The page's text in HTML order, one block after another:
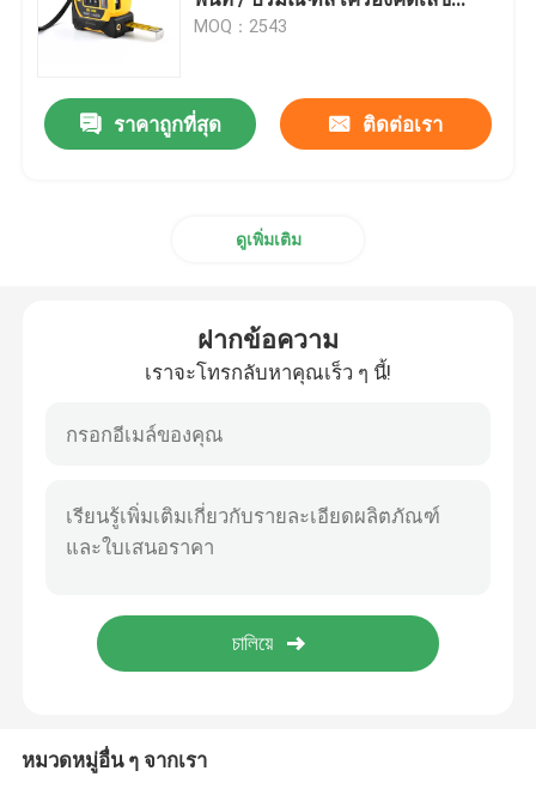
ตลับเมตรน้ำหนักสัตว์
เทปวัดรอบต้นแขนกลาง
ตลับเมตรกระดาษ
ตลับเมตรเหล็ก
ล้อวัดระยะทาง
ส่วนประกอบเทปวัด
อัตโนมัติล็อค 5m เทปเหล็ก การวัด
MOQ：2543
ราคาถูกที่สุด ติดต่อเรา
ดูเพิ่มเติม
ฝากข้อความ
เราจะโทรกลับหาคุณเร็ว ๆ นี้!
หมวดหมู่อื่น ๆ จากเรา